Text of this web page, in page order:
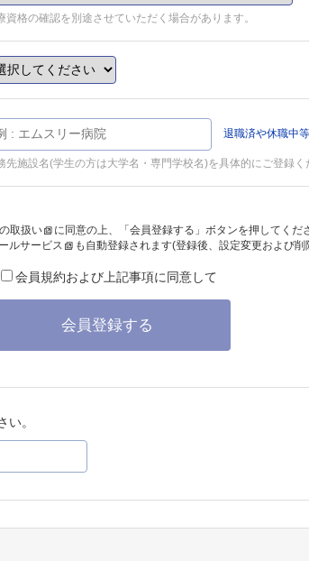
資格の確認を別途させていただく場合があります。
退職済や休職中
先施設名(学生の方は大学名・専門学校名)を具体的にご登録く
取扱い
に同意の上、「会員登録する」ボタンを押してくだ
ルサービス も自動登録されます(登録後、設定変更および
会員規約および上記事項に同意して
会員登録する
い。